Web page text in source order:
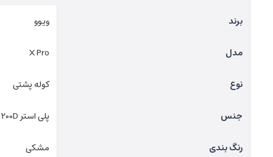
برند ویوو
مدل X Pro
نوع کوله پشتی
جنس پلی استر 1200D
رنگ بندی مشکی